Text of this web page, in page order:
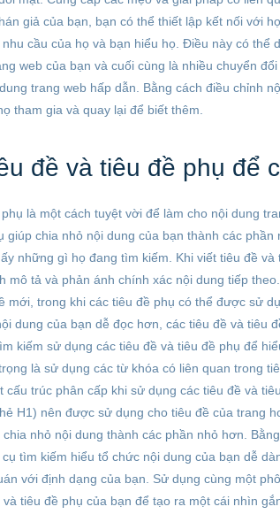
giả của bạn, bạn có thể thiết lập kết nối với
cầu của họ và bạn hiểu họ. Điều này có thể
web của bạn và cuối cùng là nhiều chuyển
trang web hấp dẫn. Bằng cách điều chỉnh
tham gia và quay lại để biết thêm.
đề và tiêu đề phụ để
là một cách tuyệt vời để làm cho nội dung
giúp chia nhỏ nội dung của bạn thành các
những gì họ đang tìm kiếm. Khi viết tiêu đề
mô tả và phản ánh chính xác nội dung tiếp
mới, trong khi các tiêu đề phụ có thể được sử
dung của bạn dễ đọc hơn, các tiêu đề và tiêu
kiếm sử dụng các tiêu đề và tiêu đề phụ để
là sử dụng các từ khóa có liên quan trong
cấu trúc phân cấp khi sử dụng các tiêu đề và
H1) nên được sử dụng cho tiêu đề của trang
nhỏ nội dung thành các phần nhỏ hơn.
tìm kiếm hiểu tổ chức nội dung của bạn dễ
với định dạng của bạn. Sử dụng cùng một
tiêu đề phụ của bạn để tạo ra một cái nhìn